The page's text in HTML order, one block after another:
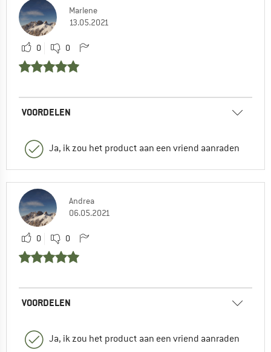
Marlene
13.05.2021
0 0
VOORDELEN
Ja, ik zou het product aan een vriend aanraden
Andrea
06.05.2021
0 0
VOORDELEN
Ja, ik zou het product aan een vriend aanraden